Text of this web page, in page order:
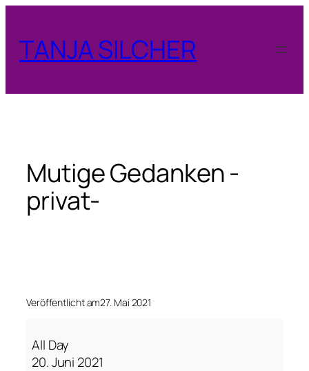
springen
TANJA SILCHER
Mutige Gedanken -
privat-
Veröffentlicht am27. Mai 2021
uAll Day
20. Juni 2021